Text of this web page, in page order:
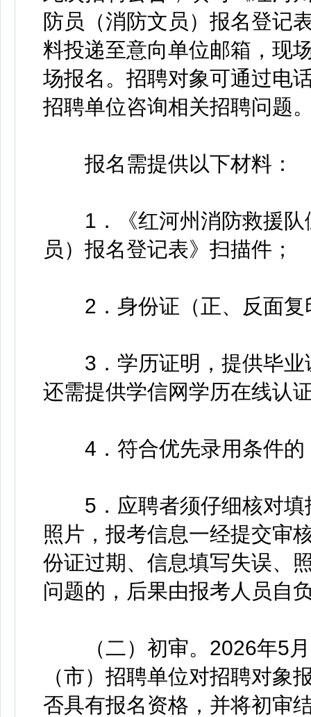
防员（消防文员）报名登记
料投递至意向单位邮箱，现
场报名。招聘对象可通过电
招聘单位咨询相关招聘问题
报名需提供以下材料：
1．《红河州消防救援队
员）报名登记表》扫描件；
2．身份证（正、反面复
3．学历证明，提供毕业
还需提供学信网学历在线认
4．符合优先录用条件的
5．应聘者须仔细核对填
照片，报考信息一经提交审
份证过期、信息填写失误、
问题的，后果由报考人员自
（二）初审。2026年5月
（市）招聘单位对招聘对象
否具有报名资格，并将初审